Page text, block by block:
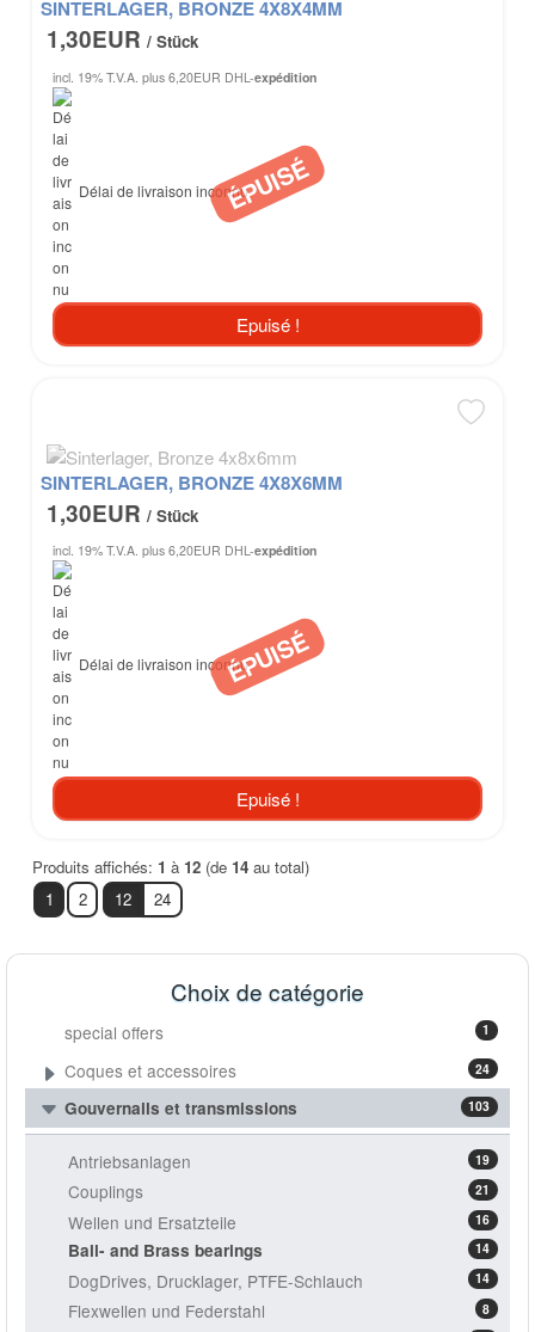
SINTERLAGER, BRONZE 4X8X4MM
1,30EUR/ Stück
incl. 19% T.V.A. plus 6,20EUR DHL-expédition
Délai de livraison inconnu
Epuisé !
SINTERLAGER, BRONZE 4X8X6MM
1,30EUR/ Stück
incl. 19% T.V.A. plus 6,20EUR DHL-expédition
Délai de livraison inconnu
Epuisé !
Produits affichés: 1 à 12(de 14au total)
1
2 12 24
Choix de catégorie
1
special offers
24
Coques et accessoires
103
Gouvernails et transmissions
19
Antriebsanlagen
21
Couplings
16
Wellen und Ersatzteile
14
Ball- and Brass bearings
14
DogDrives, Drucklager, PTFE-Schlauch
8
Flexwellen und Federstahl